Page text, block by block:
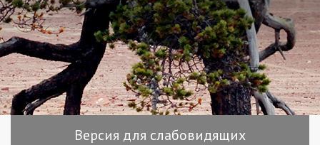
Версия для слабовидящих